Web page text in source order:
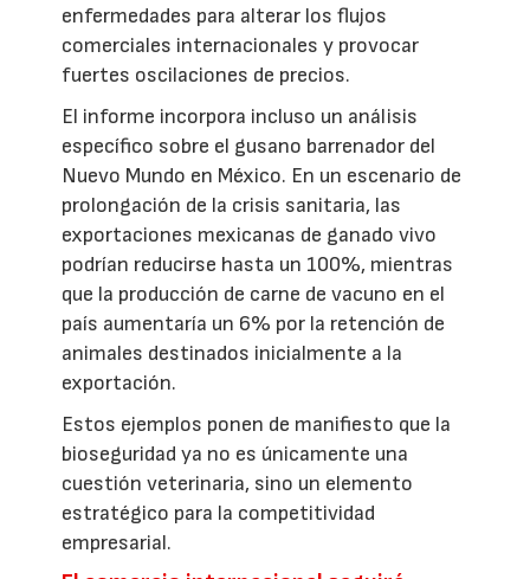
enfermedades para alterar los flujos
comerciales internacionales y provocar
fuertes oscilaciones de precios.
El informe incorpora incluso un análisis
específico sobre el gusano barrenador del
Nuevo Mundo en México. En un escenario de
prolongación de la crisis sanitaria, las
exportaciones mexicanas de ganado vivo
podrían reducirse hasta un 100%, mientras
que la producción de carne de vacuno en el
país aumentaría un 6% por la retención de
animales destinados inicialmente a la
exportación.
Estos ejemplos ponen de manifiesto que la
bioseguridad ya no es únicamente una
cuestión veterinaria, sino un elemento
estratégico para la competitividad
empresarial.